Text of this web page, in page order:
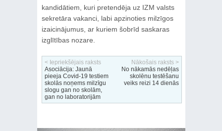
kandidātiem, kuri pretendēja uz IZM valsts
sekretāra vakanci, labi apzinoties milzīgos
izaicinājumus, ar kuriem šobrīd saskaras
izglītības nozare.
< Iepriekšējais raksts
Asociācija: Jaunā
pieeja Covid-19 testiem
skolās noņems milzīgu
slogu gan no skolām,
gan no laboratorijām
Nākošais raksts >
No nākamās nedēļas
skolēnu testēšanu
veiks reizi 14 dienās